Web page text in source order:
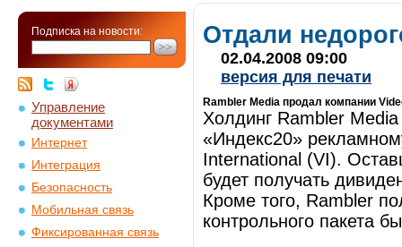
Подписка на новости:
Управление
документами
Интернет
Интеграция
Безопасность
Мобильная связь
Фиксированная связь
Отдали
02.04.2008 09:00
версия для печати
Rambler Media продал компании
Холдинг Rambler
«Индекс20»
International (VI).
будет получать
Кроме того, Rambler
контрольного пакета